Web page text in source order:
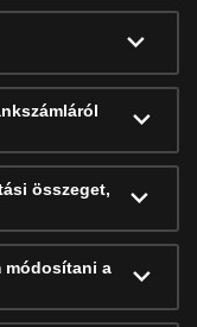
összeget,
módosítani a